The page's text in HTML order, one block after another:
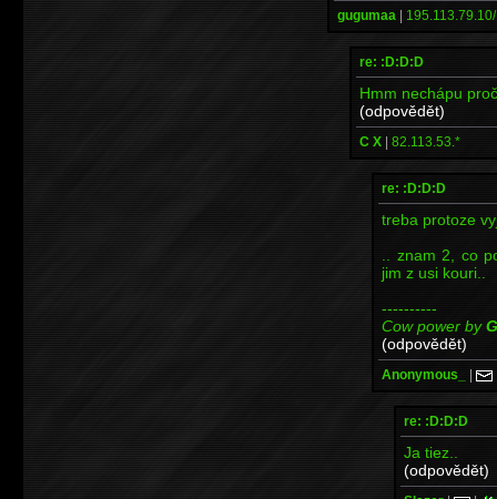
gugumaa |
re: :D:D:D
Hmm nechápu
(odpovědět)
C X | 82.113.53.*
re: :D:D:D
treba protoze
.. znam 2, co
jim z usi kouri..
----------
Cow power by
(odpovědět)
Anonymous_ |
re: :D:D:D
Ja tiez..
(odpovědět)